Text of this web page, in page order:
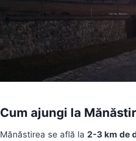
Cum ajungi la
Mănăstirea se află la 2-3 km de